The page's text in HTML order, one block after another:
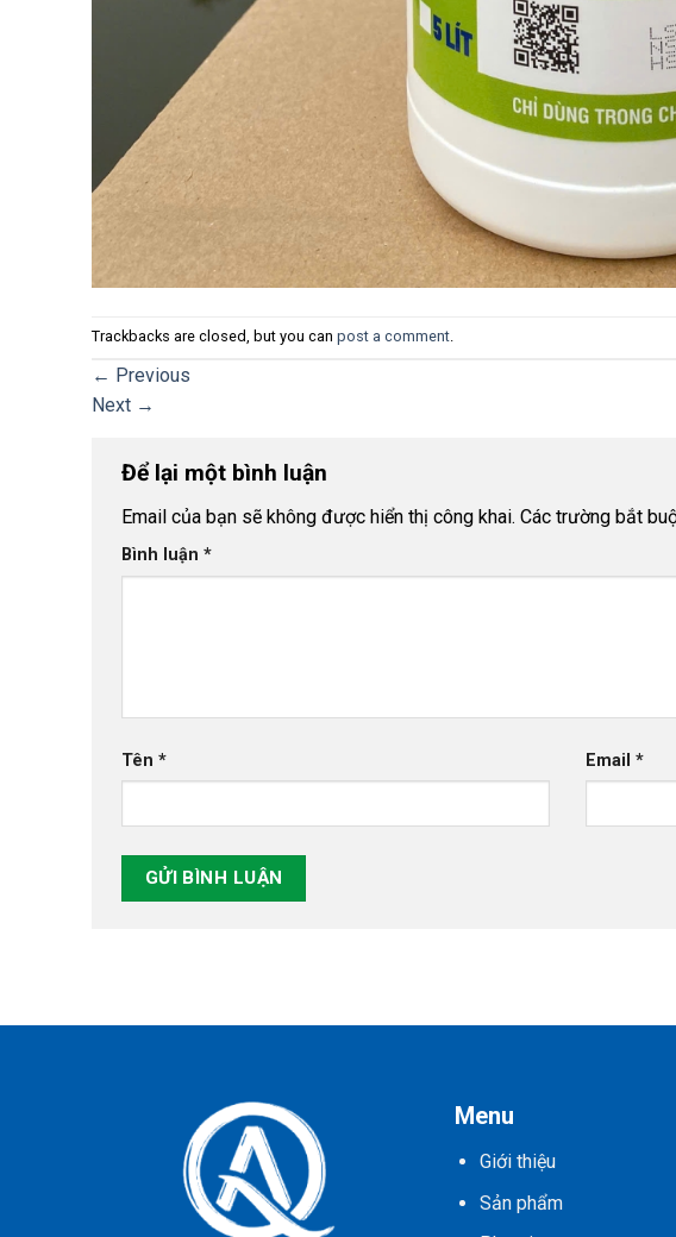
Trackbacks are closed, but you can post a comment
← Previous
Next →
Để lại một bình luận
Email của bạn sẽ không được hiển thị công khai. Các trường bắt
Bình luận *
Tên * Email *
Menu
Giới thiệu
Sản phẩm